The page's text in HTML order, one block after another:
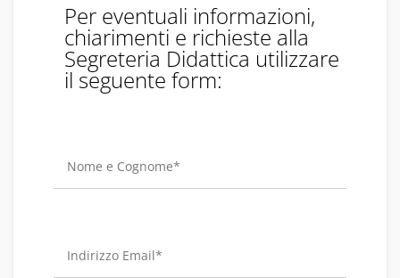
Per eventuali informazioni,
chiarimenti e richieste alla
Segreteria Didattica utilizzare
il seguente form: